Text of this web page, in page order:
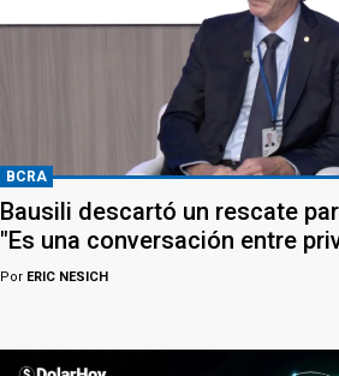
BCRA
Bausili descartó un rescate
"Es una conversación entre
Por ERIC NESICH